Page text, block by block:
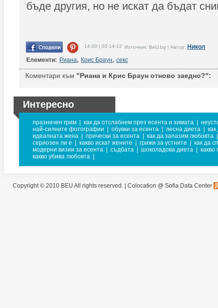
бъде другия, но не искат да бъдат
14:00 | 02-14-12 Източник: BeU.bg | Автор: Никол
Елементи: Риана, Крис Браун, секс
Коментари към "Риана и Крис Браун отново заедно?":
Интересно
празничен грим как да отслабнем през есента и зимата
най-силните фотографии
обувки за есента лесна диета
идеалната жена
прически за есента как да запазим любовта
сериозен ли е
какво искат жените грижи за устните
как да
модерни визии за есента
съдбата шоколадова диета
какво
какво убива любовта
Copyright © 2010 BEU All rights reserved. | Colocation @ Sofia Data Center